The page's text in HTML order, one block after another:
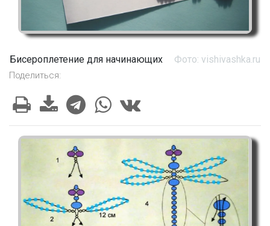
Бисероплетение для начинающих Фото: vishivashka.ru
Поделиться: